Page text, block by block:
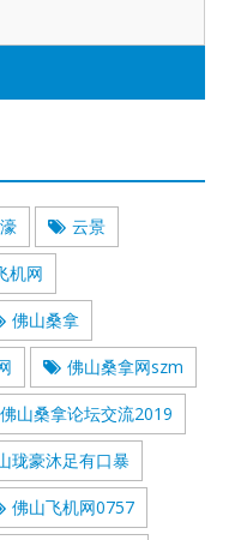
云景
机网
佛山桑拿
佛山桑拿网szm
佛山桑拿论坛交流2019
珑豪沐足有口暴
佛山飞机网0757